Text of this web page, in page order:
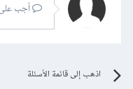
أجب
اذهب إلى قائمة الأسئلة